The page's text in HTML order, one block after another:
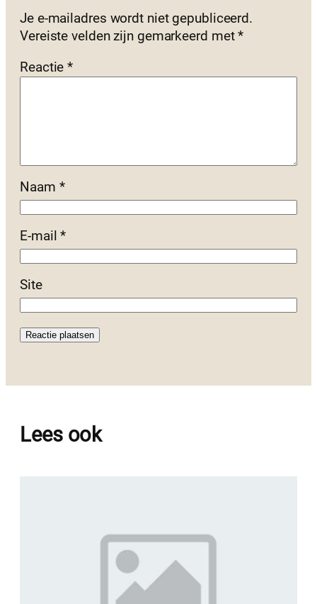
Je e-mailadres wordt niet gepubliceerd.
Vereiste velden zijn gemarkeerd met*
Reactie*
Naam *
E-mail*
Site
Lees ook